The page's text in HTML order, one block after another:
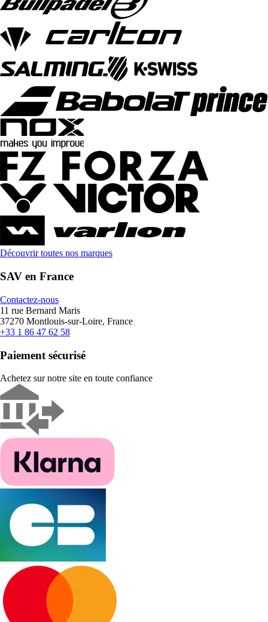
Découvrir toutes nos marques
SAV en France
Contactez-nous
11 rue Bernard Maris
37270 Montlouis-sur-Loire, France
+33 1 86 47 62 58
Paiement sécurisé
Achetez sur notre site en toute confiance